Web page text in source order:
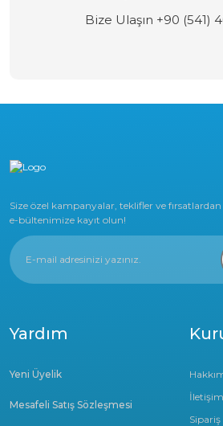
Bize Ulaşın +90 (541)
Size özel kampanyalar, teklifler ve
e-bültenimize kayıt olun!
İletişim
Yardım
Yeni Üyelik
Mesafeli Satış Sözleşmesi